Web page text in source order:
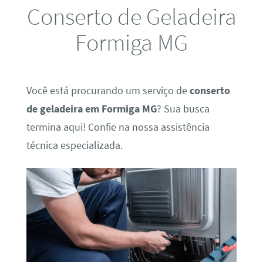
Conserto de Geladeira
Formiga MG
Você está procurando um serviço deconserto
de geladeira em Formiga MG? Sua busca
termina aqui! Confie na nossa assistência
técnica especializada.